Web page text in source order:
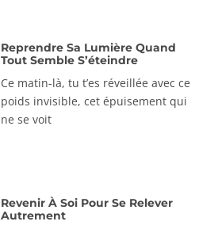
Reprendre Sa Lumière Quand
Tout Semble S’éteindre
Ce matin-là, tu t’es réveillée avec ce
poids invisible, cet épuisement qui
ne se voit
Revenir À Soi Pour Se Relever
Autrement